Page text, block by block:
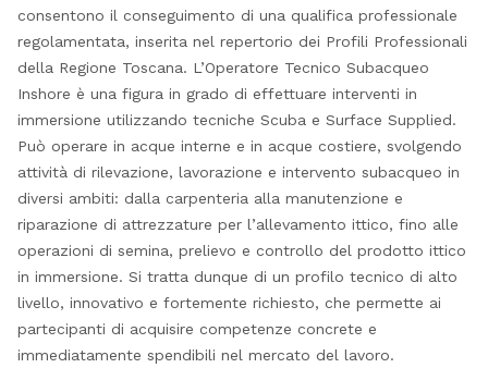
consentono il conseguimento di una qualifica professionale
regolamentata, inserita nel repertorio dei Profili Professionali
della Regione Toscana. L’Operatore Tecnico Subacqueo
Inshore è una figura in grado di effettuare interventi in
immersione utilizzando tecniche Scuba e Surface Supplied.
Può operare in acque interne e in acque costiere, svolgendo
attività di rilevazione, lavorazione e intervento subacqueo in
diversi ambiti: dalla carpenteria alla manutenzione e
riparazione di attrezzature per l’allevamento ittico, fino alle
operazioni di semina, prelievo e controllo del prodotto ittico
in immersione. Si tratta dunque di un profilo tecnico di alto
livello, innovativo e fortemente richiesto, che permette ai
partecipanti di acquisire competenze concrete e
immediatamente spendibili nel mercato del lavoro.